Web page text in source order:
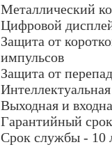
Металлический
Цифровой
Защита от
импульсов
Защита от
Выходная и
Гарантийный
Срок службы - 10